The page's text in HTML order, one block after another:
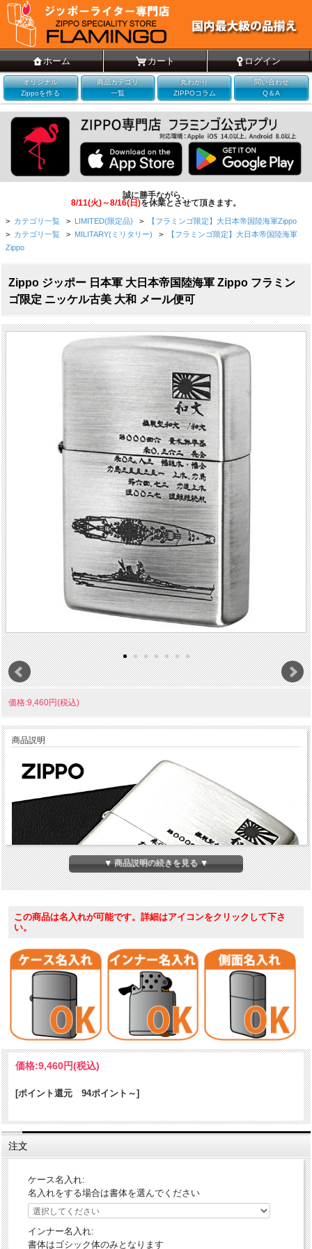
ホーム カート ログイン
オリジナル
Zippoを作る
商品カテゴリ
一覧
丸わかり
ZIPPOコラム
問い合わせ
Q＆A
誠に勝手ながら、
8/11(火)～8/16(日)を休業とさせて頂きます。
> カテゴリ一覧 > LIMITED(限定品) > 【フラミンゴ限定】大日本帝国陸海軍Zippo
> カテゴリ一覧 > MILITARY(ミリタリー) >
【フラミンゴ限定】大日本帝国陸海軍
Zippo
Zippo ジッポー 日本軍 大日本帝国陸海軍 Zippo フラミン
ゴ限定 ニッケル古美 大和 メール便可
価格:9,460円(税込)
商品説明
大和/大和型戦艦1番艦
軍が建造した大和型戦艦の一番艦。艦隊決戦の切り札として当時日本
46センチ主砲を備えた、桁外れのスペックを持つ、史上最大かつ世界
最強の戦艦でしたが、皮肉にも日本海軍自身よる真珠湾攻撃の勝利に
よって戦いの主役は戦艦から空母/航空機へと移っていました。そのた
め巨大戦艦である大和に与えられた唯一の活躍の機会は、終戦間近の
と交戦、大和は猛烈な爆撃と雷撃を受けながらも反攻し、最後は大爆
発を起こして撃沈します。秘密のベールに包まれながら桜のように散
っていった、悲劇的な運命を持つ伝説の戦艦です。
本Zippoは、少資源国のハンディキャップを技術力で補いながら勇敢に
▼ 商品説明の続きを見る ▼
この商品は名入れが可能です。詳細はアイコンをクリックして下さ
い。
価格:9,460円(税込)
[ポイント還元 94ポイント～]
注文
ケース名入れ:
名入れをする場合は書体を選んでください
インナー名入れ:
書体はゴシック体のみとなります